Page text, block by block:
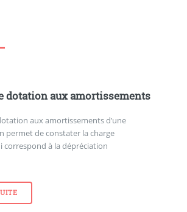
dotation aux amortissements
aux amortissements d’une
permet de constater la charge
correspond à la dépréciation